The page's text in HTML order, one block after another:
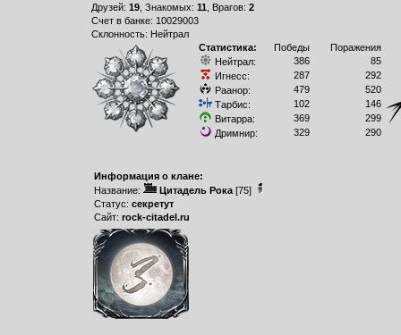
Друзей: 19, Знакомых: 11 , Врагов: 2
Счет в банке: 10029003
Склонность: Нейтрал
Статистика:
Победы
Поражения
Нейтрал:
386
85
Игнесс:
287
292
Раанор:
479
520
Тарбис:
102
146
Витарра:
369
299
Дримнир:
329 290
Информация о клане:
Название:
Цитадель Рока[75]
Статус: секретут
Сайт: rock-citadel.ru